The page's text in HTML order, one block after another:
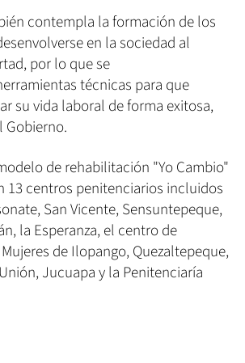
contempla la formación de los
en la sociedad al
por lo que se
técnicas para que
su vida laboral de forma exitosa,
Gobierno.
de rehabilitación "Yo Cambio"
13 centros penitenciarios incluidos
San Vicente, Sensuntepeque,
la Esperanza, el centro de
de Ilopango, Quezaltepeque,
Jucuapa y la Penitenciaría